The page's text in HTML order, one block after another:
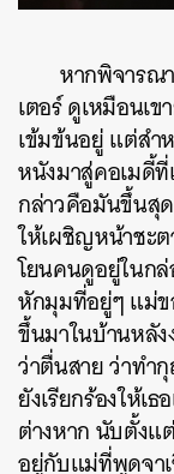
หากพิจารณ
เตอร์ ดูเหมือนเ
เข้มข้นอยู่ แต่สำ
หนังมาสู่คอเมดี้
กล่าวคือมันขึ้นสุ
ให้เผชิญหน้าชะต
โยนคนดูอยู่ในก
หักมุมที่อยู่ๆ แม่ข
ขึ้นมาในบ้านหลัง
ว่าตื่นสาย ว่าทำ
ยังเรียกร้องให้เ
ต่างหาก นับตั้ง
อยู่กับแม่ที่พูดจา
ค้นหา